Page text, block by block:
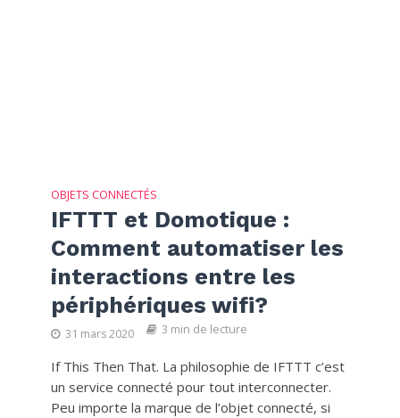
OBJETS CONNECTÉS
IFTTT et Domotique :
Comment automatiser les
interactions entre les
périphériques wifi?
31 mars 2020 3 min de lecture
If This Then That. La philosophie de IFTTT c’est
un service connecté pour tout interconnecter.
Peu importe la marque de l’objet connecté, si